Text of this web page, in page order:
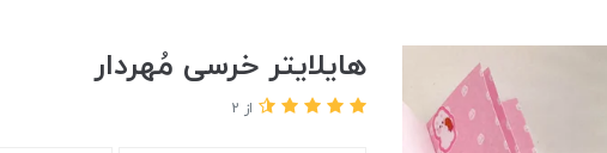
هایلایتر خرسی مُهردار
از 2